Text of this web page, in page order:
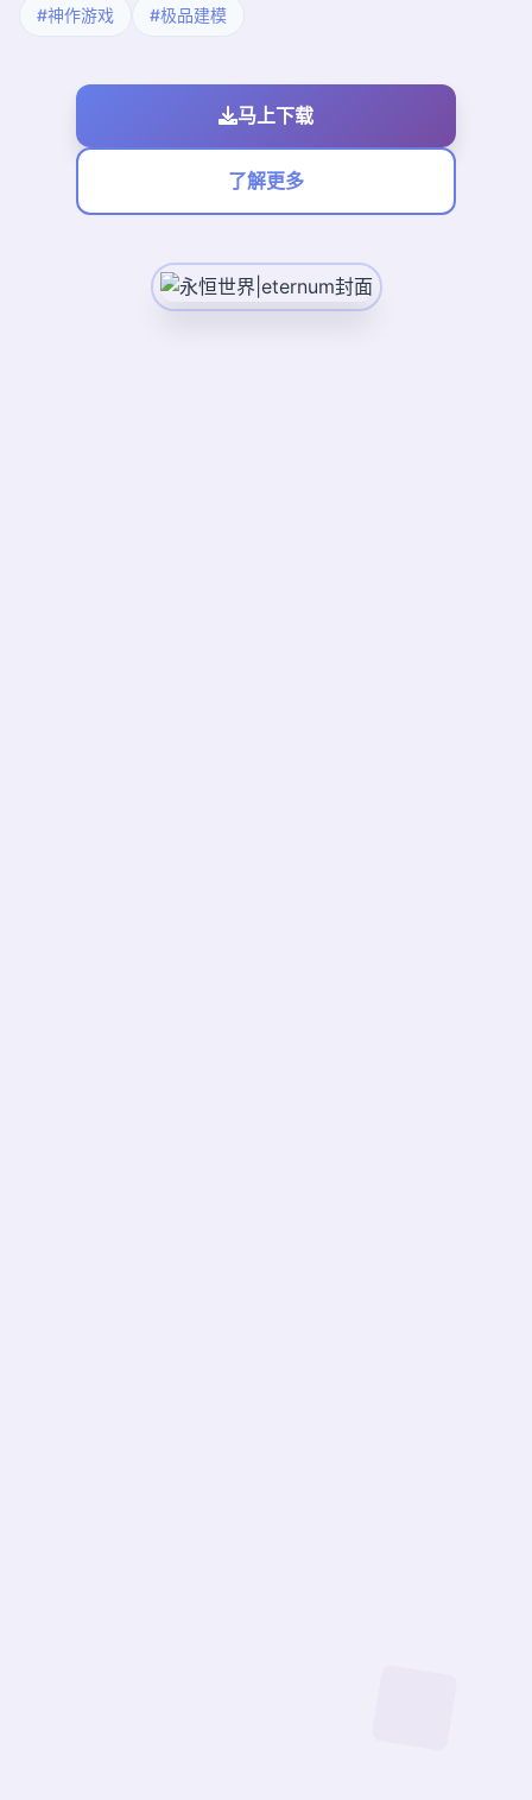
#神作游戏 #极品建模
马上下载
了解更多